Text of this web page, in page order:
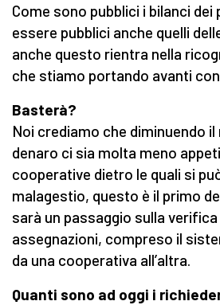
Come sono pubblici i bilanci
essere pubblici anche quelli
anche questo rientra nella
che stiamo portando avanti
Basterà?
Noi crediamo che diminuendo
denaro ci sia molta meno
cooperative dietro le quali si
malagestio, questo è il primo
sarà un passaggio sulla
assegnazioni, compreso il
da una cooperativa all’altra.
Quanti sono ad oggi i